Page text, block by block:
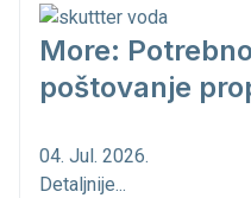
More:
poštovanje
04. Jul. 2026.
Detaljnije...